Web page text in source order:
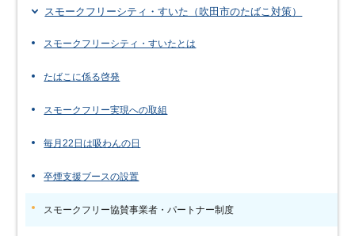
スモークフリーシティ・すいた（吹田市のたばこ対策）
スモークフリーシティ・すいたとは
たばこに係る啓発
スモークフリー実現への取組
毎月22日は吸わんの日
卒煙支援ブースの設置
スモークフリー協賛事業者・パートナー制度